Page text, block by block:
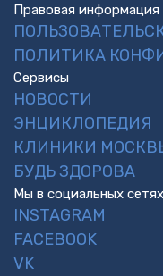
Правовая информация
ПОЛИТИКА
Сервисы
НОВОСТИ
ЭНЦИКЛОПЕДИЯ
КЛИНИКИ
БУДЬ ЗДОРОВА
Мы в социальных сетях
INSTAGRAM
FACEBOOK
VK